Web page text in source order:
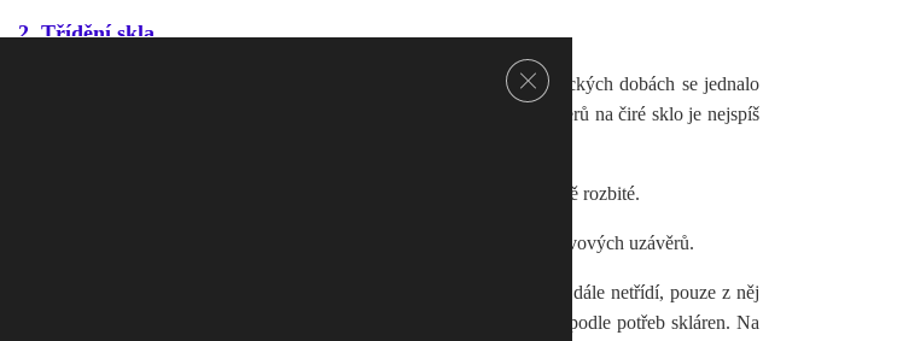
2. Třídění skla
nádob umístěných na veřejných prostranstvích. V oněch historických dobách se jednalo
nádoba jedna, zelené barvy na sklo smíšené, ale návrat kontejnerů na čiré sklo je nejspíš
Pro další zpracování je velmi vhodné, aby sklo v nádobě bylo co nejméně rozbité.
zrcadla, keramika, a porcelán. Ideální je, pokud se lahve zbaví kovových uzávěrů.
litrového kontejneru se pohybuje okolo 130 kg. Svozové firmy sklo dále netřídí, pouze z něj
sklo se následně převáží na speciální třídící linky, které upravují sklo podle potřeb skláren. Na
Zavřít cookie lištu GDPR